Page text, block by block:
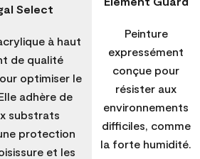
Select
à haut
de qualité
optimiser le
adhère de
substrats
protection
et les
Peinture
expressément
conçue pour
résister aux
environnements
difficiles, comme
la forte humidité.